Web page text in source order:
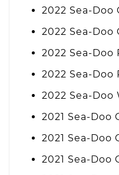
2022 Sea-Doo
2022 Sea-Doo
2022 Sea-Doo
2022 Sea-Doo
2022 Sea-Doo
2021 Sea-Doo
2021 Sea-Doo
2021 Sea-Doo